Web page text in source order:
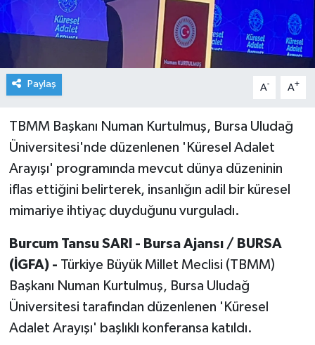
Paylaş A- A+
TBMM Başkanı Numan Kurtulmuş, Bursa Uludağ
Üniversitesi'nde düzenlenen 'Küresel Adalet
Arayışı' programında mevcut dünya düzeninin
iflas ettiğini belirterek, insanlığın adil bir küresel
mimariye ihtiyaç duyduğunu vurguladı.
Burcum Tansu SARI - Bursa Ajansı / BURSA
(İGFA) - Türkiye Büyük Millet Meclisi (TBMM)
Başkanı Numan Kurtulmuş, Bursa Uludağ
Üniversitesi tarafından düzenlenen 'Küresel
Adalet Arayışı' başlıklı konferansa katıldı.